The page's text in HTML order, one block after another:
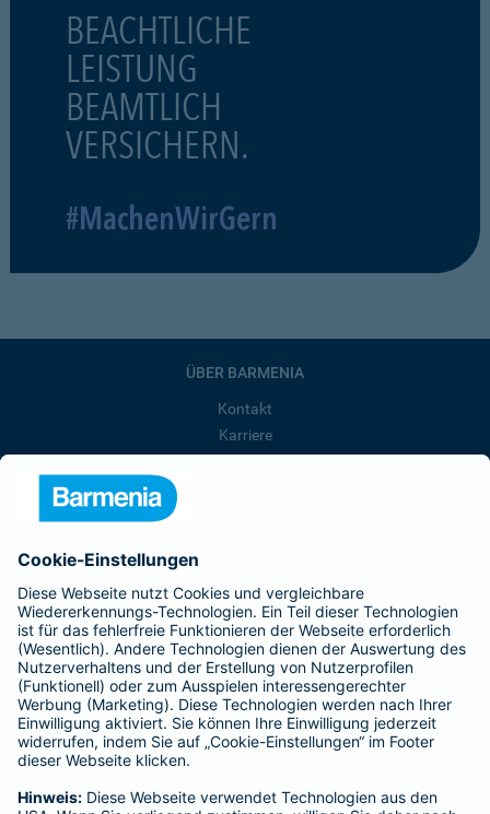
BEACHTLICHE
LEISTUNG
BEAMTLICH
VERSICHERN.
#MachenWirGern
ÜBER BARMENIA
Kontakt
Karriere
Barmenia ist Teil der BarmeniaGothaer
BELIEBTE SEITEN
Kranken-Zusatzversicherung
Tierversicherungen
Haftpflichtversicherung
Hausratversicherung